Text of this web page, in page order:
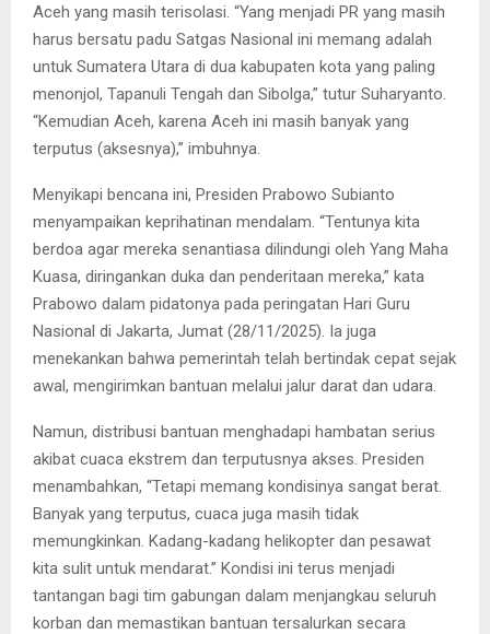
Aceh yang masih terisolasi. “Yang menjadi PR yang masih
harus bersatu padu Satgas Nasional ini memang adalah
untuk Sumatera Utara di dua kabupaten kota yang paling
menonjol, Tapanuli Tengah dan Sibolga,” tutur Suharyanto.
“Kemudian Aceh, karena Aceh ini masih banyak yang
terputus (aksesnya),” imbuhnya.
Menyikapi bencana ini, Presiden Prabowo Subianto
menyampaikan keprihatinan mendalam. “Tentunya kita
berdoa agar mereka senantiasa dilindungi oleh Yang Maha
Kuasa, diringankan duka dan penderitaan mereka,” kata
Prabowo dalam pidatonya pada peringatan Hari Guru
Nasional di Jakarta, Jumat (28/11/2025). Ia juga
menekankan bahwa pemerintah telah bertindak cepat sejak
awal, mengirimkan bantuan melalui jalur darat dan udara.
Namun, distribusi bantuan menghadapi hambatan serius
akibat cuaca ekstrem dan terputusnya akses. Presiden
menambahkan, “Tetapi memang kondisinya sangat berat.
Banyak yang terputus, cuaca juga masih tidak
memungkinkan. Kadang-kadang helikopter dan pesawat
kita sulit untuk mendarat.” Kondisi ini terus menjadi
tantangan bagi tim gabungan dalam menjangkau seluruh
korban dan memastikan bantuan tersalurkan secara